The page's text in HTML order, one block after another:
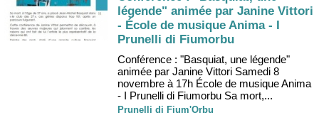
légende" animée par Janine Vittori
- École de musique Anima - I
Prunelli di Fiumorbu
Conférence : "Basquiat, une légende"
animée par Janine Vittori Samedi 8
novembre à 17h École de musique Anima
- I Prunelli di Fiumorbu Sa mort,...
Prunelli di Fium'Orbu